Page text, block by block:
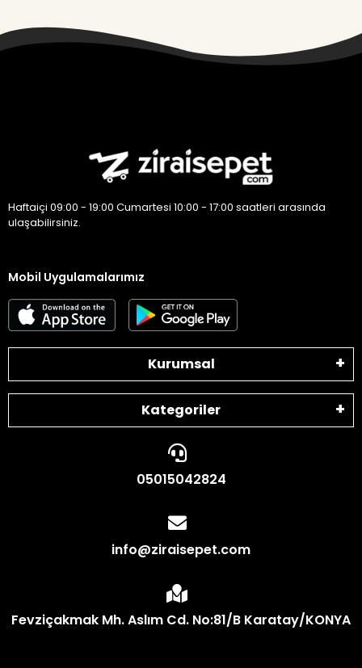
Haftaiçi 09:00 - 19:00 Cumartesi 10:00 - 17:00 saatleri arasında
ulaşabilirsiniz.
Mobil Uygulamalarımız
Kurumsal
Kategoriler
05015042824
info@ziraisepet.com
Fevziçakmak Mh. Aslım Cd. No:81/B Karatay/KONYA